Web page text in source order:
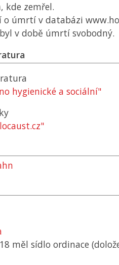
kde zemřel.
o úmrtí v databázi
v době úmrtí svobodný.
hygienické a sociální"
měl sídlo ordinace